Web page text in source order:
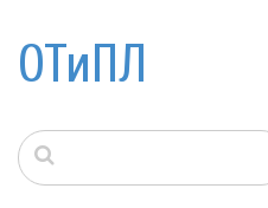
ОТиПЛ